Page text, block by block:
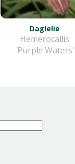
Daglelie
Hemerocallis
'Purple Waters'